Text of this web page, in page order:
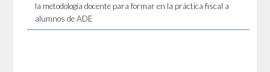
la metodología docente para formar en la práctica fiscal a
alumnos de ADE